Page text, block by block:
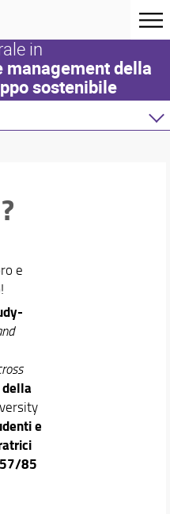
in
management della
sostenibile
e
della
e
85